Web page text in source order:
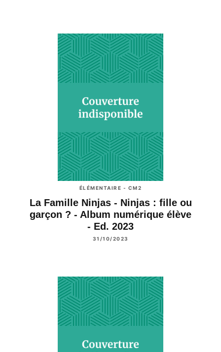
ÉLÉMENTAIRE - CM2
La Famille Ninjas - Ninjas : fille ou
garçon ? - Album numérique élève
- Ed. 2023
31/10/2023